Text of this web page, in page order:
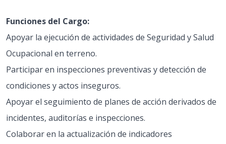
Funciones del Cargo:
Apoyar la ejecución de actividades de Seguridad y Salud
Ocupacional en terreno.
Participar en inspecciones preventivas y detección de
condiciones y actos inseguros.
Apoyar el seguimiento de planes de acción derivados de
incidentes, auditorías e inspecciones.
Colaborar en la actualización de indicadores